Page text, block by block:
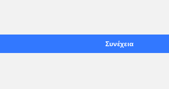
Συνέχεια